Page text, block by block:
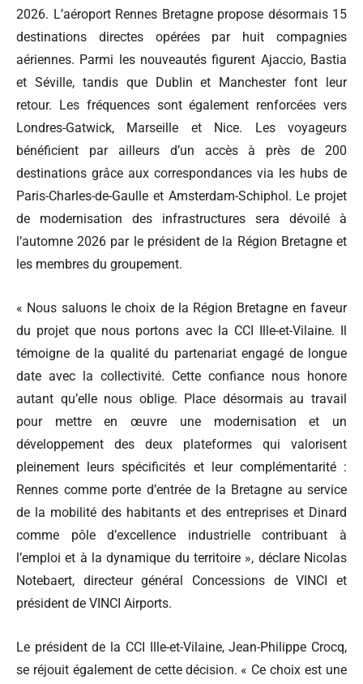
2026. L’aéroport Rennes Bretagne propose désormais 15
destinations directes opérées par huit compagnies
aériennes. Parmi les nouveautés figurent Ajaccio, Bastia
et Séville, tandis que Dublin et Manchester font leur
retour. Les fréquences sont également renforcées vers
Londres-Gatwick, Marseille et Nice. Les voyageurs
bénéficient par ailleurs d’un accès à près de 200
destinations grâce aux correspondances via les hubs de
Paris-Charles-de-Gaulle et Amsterdam-Schiphol. Le projet
de modernisation des infrastructures sera dévoilé à
l’automne 2026 par le président de la Région Bretagne et
les membres du groupement.
« Nous saluons le choix de la Région Bretagne en faveur
du projet que nous portons avec la CCI Ille-et-Vilaine. Il
témoigne de la qualité du partenariat engagé de longue
date avec la collectivité. Cette confiance nous honore
autant qu’elle nous oblige. Place désormais au travail
pour mettre en œuvre une modernisation et un
développement des deux plateformes qui valorisent
pleinement leurs spécificités et leur complémentarité :
Rennes comme porte d’entrée de la Bretagne au service
de la mobilité des habitants et des entreprises et Dinard
comme pôle d’excellence industrielle contribuant à
l’emploi et à la dynamique du territoire », déclare Nicolas
Notebaert, directeur général Concessions de VINCI et
président de VINCI Airports.
Le président de la CCI Ille-et-Vilaine, Jean-Philippe Crocq,
se réjouit également de cette décision. « Ce choix est une